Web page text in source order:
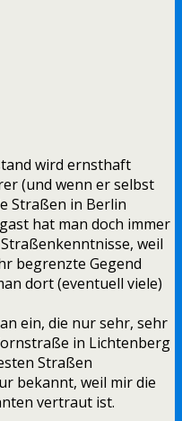
wird ernsthaft
(und wenn er selbst
Straßen in Berlin
hat man doch immer
weil
begrenzte Gegend
dort (eventuell viele)
ein, die nur sehr, sehr
in Lichtenberg
Straßen
bekannt, weil mir die
vertraut ist.